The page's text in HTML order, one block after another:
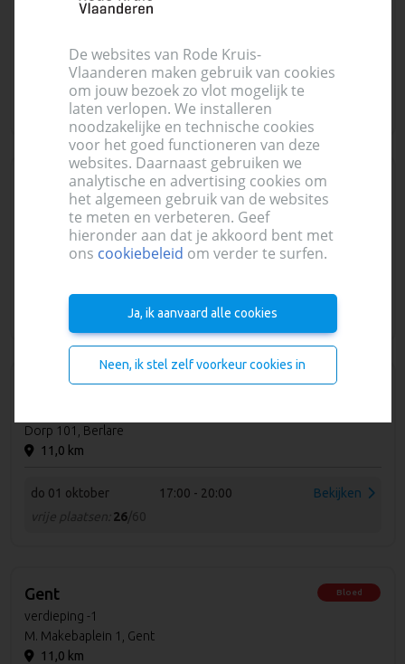
wo 18 november
17:00 - 19:30
vrije plaatsen: 42/50
Bekijken
Studio M
Molenweg 10, Melle
11,0 km
/50
Berlare
Dorp 101, Berlare
11,0 km
Bloed
do 01 oktober
17:00 - 20:00
vrije plaatsen: 26/60
Bekijken
Gent
verdieping -1
M. Makebaplein 1, Gent
11,0 km
Bloed
De websites van Rode Kruis-
Vlaanderen maken gebruik van cookies
om jouw bezoek zo vlot mogelijk te
laten verlopen. We installeren
noodzakelijke en technische cookies
voor het goed functioneren van deze
websites. Daarnaast gebruiken we
analytische en advertising cookies om
het algemeen gebruik van de websites
te meten en verbeteren. Geef
hieronder aan dat je akkoord bent met
ons cookiebeleid om verder te surfen.
Ja, ik aanvaard alle cookies
Neen, ik stel zelf voorkeur cookies in